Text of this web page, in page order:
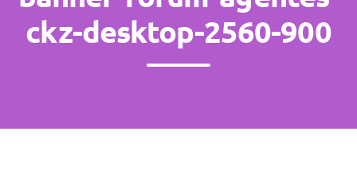
ckz-desktop-2560-900